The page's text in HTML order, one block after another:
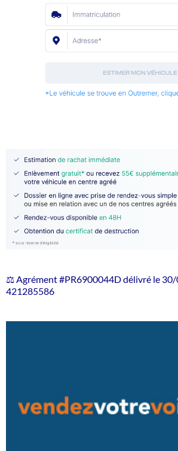
⚖️ Agrément #PR6900044D délivré le 30/
421285586